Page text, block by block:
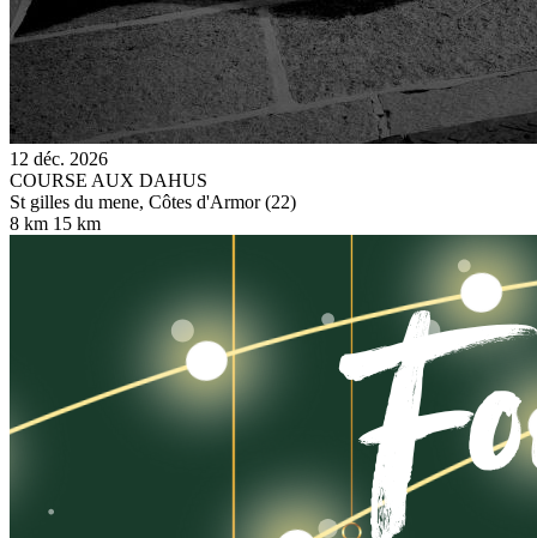
12 déc. 2026
COURSE AUX DAHUS
St gilles du mene, Côtes d'Armor (22)
8 km 15 km